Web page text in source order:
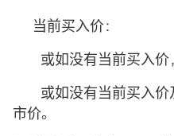
当前买入价：
或如没有当前买入价
或如没有当前买入价
市价。